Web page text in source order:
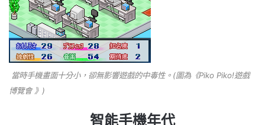
當時手機畫面十分小，卻無影響遊戲的中毒性。(圖為《Piko Piko!遊戲
博覽會 》)
智能手機年代